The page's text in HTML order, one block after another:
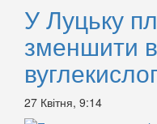
У Луцьку
зменшити
27 Квітня, 9:14